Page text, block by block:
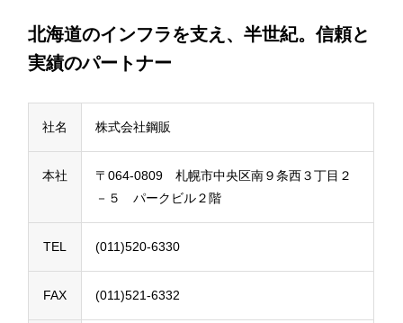
北海道のインフラを支え、半世紀。信頼と
実績のパートナー
社名 株式会社鋼販
本社
〒064-0809 札幌市中央区南９条西３丁目２
－５ パークビル２階
TEL (011)520-6330
FAX (011)521-6332